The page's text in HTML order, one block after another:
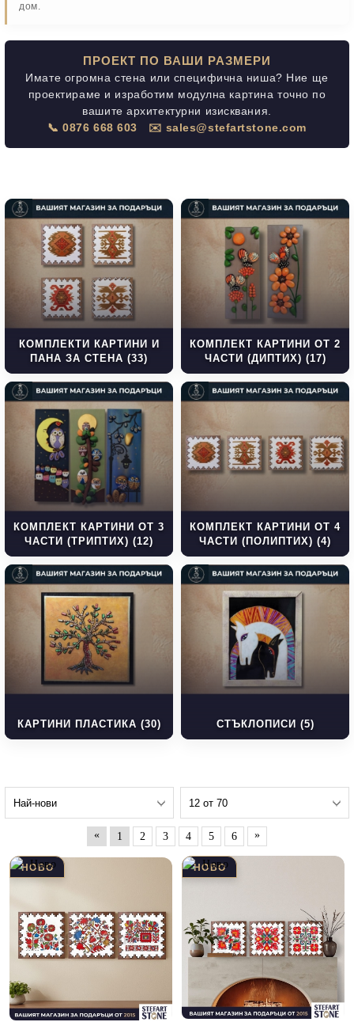
дом.
ПРОЕКТ ПО ВАШИ РАЗМЕРИ
Имате огромна стена или специфична ниша? Ние ще
проектираме и изработим модулна картина точно по
вашите архитектурни изисквания.
📞 0876 668 603
✉️ sales@stefartstone.com
КОМПЛЕКТИ КАРТИНИ И
ПАНА ЗА СТЕНА (33)
КОМПЛЕКТ КАРТИНИ ОТ 2
ЧАСТИ (ДИПТИХ) (17)
КОМПЛЕКТ КАРТИНИ ОТ 3
ЧАСТИ (ТРИПТИХ) (12)
КОМПЛЕКТ КАРТИНИ ОТ 4
ЧАСТИ (ПОЛИПТИХ) (4)
КАРТИНИ ПЛАСТИКА (30) СТЪКЛОПИСИ (5)
« 1 2 3 4 5 6 »